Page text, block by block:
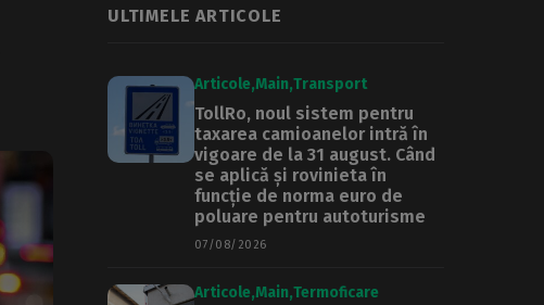
ULTIMELE ARTICOLE
Articole Main Transport
TollRo, noul sistem pentru
taxarea camioanelor intră în
vigoare de la 31 august. Când
se aplică și rovinieta în
funcție de norma euro de
poluare pentru autoturisme
07/08/2026
Articole Main Termoficare